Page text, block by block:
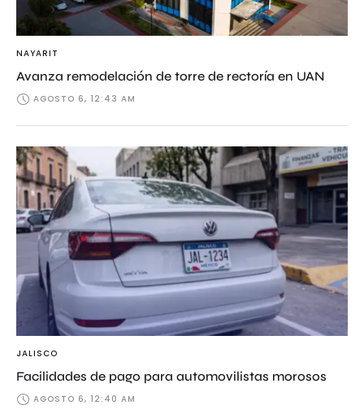
NAYARIT
Avanza remodelación de torre de rectoría en UAN
AGOSTO 6, 12:43 AM
JALISCO
Facilidades de pago para automovilistas morosos
AGOSTO 6, 12:40 AM